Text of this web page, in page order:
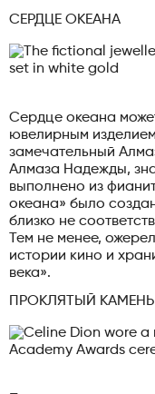
СЕРДЦЕ ОКЕАНА
Сердце океана
ювелирным
замечательный
Алмаза Надежды,
выполнено из
океана» было
близко не
Тем не менее,
истории кино и
века».
ПРОКЛЯТЫЙ